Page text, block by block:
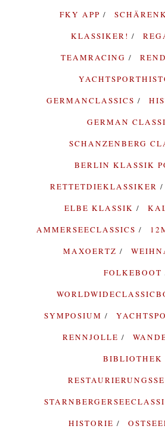
FKY APP
KLASSIKER!
TEAMRACING
GERMANCLASSICS
GERMAN
SCHANZENBERG
BERLIN KLASSIK
RETTETDIEKLASSIKER
ELBE KLASSIK
AMMERSEECLASSICS
MAXOERTZ
FOLKEBOOT
SYMPOSIUM
RENNJOLLE
BIBLIOTHEK
HISTORIE